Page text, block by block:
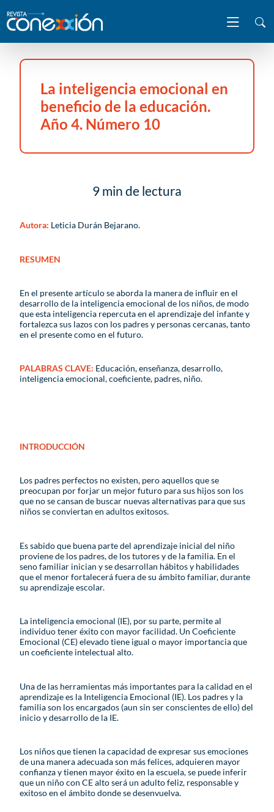
La inteligencia emocional en
beneficio de la educación.
Año 4. Número 10
9 min de lectura
Autora: Leticia Durán Bejarano.
RESUMEN
En el presente artículo se aborda la manera de influir en el
desarrollo de la inteligencia emocional de los niños, de modo
que esta inteligencia repercuta en el aprendizaje del infante y
fortalezca sus lazos con los padres y personas cercanas, tanto
en el presente como en el futuro.
PALABRAS CLAVE: Educación, enseñanza, desarrollo,
inteligencia emocional, coeficiente, padres, niño.
INTRODUCCIÓN
Los padres perfectos no existen, pero aquellos que se
preocupan por forjar un mejor futuro para sus hijos son los
que no se cansan de buscar nuevas alternativas para que sus
niños se conviertan en adultos exitosos.
Es sabido que buena parte del aprendizaje inicial del niño
proviene de los padres, de los tutores y de la familia. En el
seno familiar inician y se desarrollan hábitos y habilidades
que el menor fortalecerá fuera de su ámbito familiar, durante
su aprendizaje escolar.
La inteligencia emocional (IE), por su parte, permite al
individuo tener éxito con mayor facilidad. Un Coeficiente
Emocional (CE) elevado tiene igual o mayor importancia que
un coeficiente intelectual alto.
Una de las herramientas más importantes para la calidad en el
aprendizaje es la Inteligencia Emocional (IE). Los padres y la
familia son los encargados (aun sin ser conscientes de ello) del
inicio y desarrollo de la IE.
Los niños que tienen la capacidad de expresar sus emociones
de una manera adecuada son más felices, adquieren mayor
confianza y tienen mayor éxito en la escuela, se puede inferir
que un niño con CE alto será un adulto feliz, responsable y
exitoso en el ámbito donde se desenvuelva.